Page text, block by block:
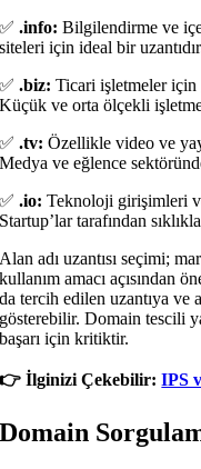
✅.info: Bilgilendirme ve
siteleri için ideal bir
✅.biz: Ticari işletmeler için
Küçük ve orta ölçekli
✅.tv: Özellikle video ve
Medya ve eğlence
✅.io: Teknoloji girişimleri
Startup’lar tarafından
Alan adı uzantısı seçimi;
kullanım amacı açısından
da tercih edilen uzantıya ve
gösterebilir. Domain tescili
başarı için kritiktir.
👉️ İlginizi Çekebilir:IPS
Domain